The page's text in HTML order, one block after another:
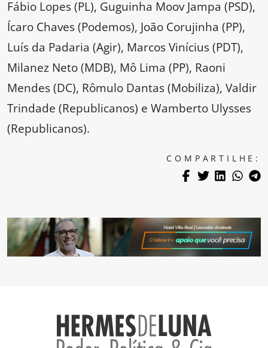
Fábio Lopes (PL), Guguinha Moov Jampa (PSD),
Ícaro Chaves (Podemos), João Corujinha (PP),
Luís da Padaria (Agir), Marcos Vinícius (PDT),
Milanez Neto (MDB), Mô Lima (PP), Raoni
Mendes (DC), Rômulo Dantas (Mobiliza), Valdir
Trindade (Republicanos) e Wamberto Ulysses
(Republicanos).
COMPARTILHE: